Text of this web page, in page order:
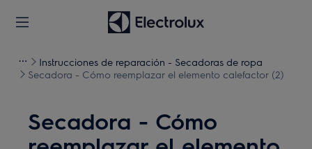
Instrucciones de reparación - Secadoras de ropa
Secadora - Cómo reemplazar el elemento calefactor (2)
Secadora - Cómo